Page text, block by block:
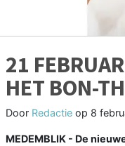
21
HET BON-
Door Redactie op 8
MEDEMBLIK - De